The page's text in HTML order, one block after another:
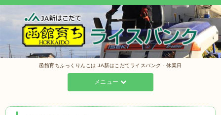
函館育ちふっくりんこは JA新はこだてライスバンク - 休業日
メニュー